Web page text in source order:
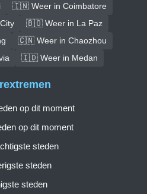
🇮🇳 Weer in Coimbatore
🇧🇴 Weer in La Paz
🇨🇳 Weer in Chaozhou
🇮🇩 Weer in Medan
op dit moment
op dit moment
steden
steden
steden